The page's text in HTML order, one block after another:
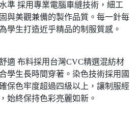
準 採用專業電腦車縫技術，細工
與美觀兼備的製作品質。每一針每
學生打造近乎精品的制服質感。
適 布料採用台灣CVC精選混紡材
學生長時間穿著。染色技術採用國
保色牢度超過四級以上，讓制服經
始終保持色彩亮麗如新。